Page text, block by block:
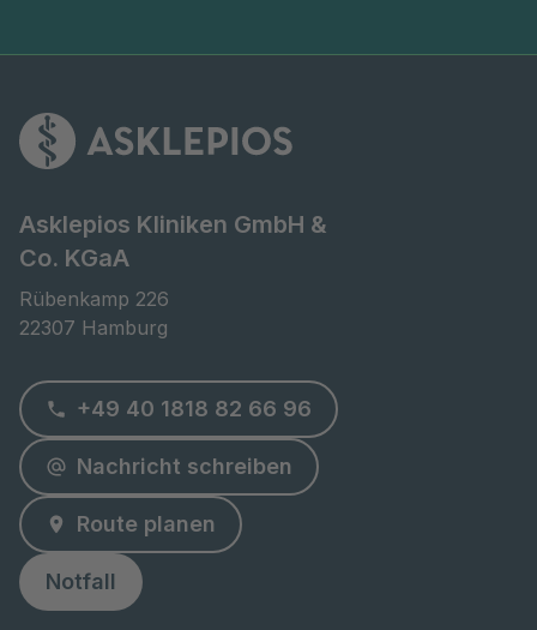
Asklepios Kliniken GmbH &
Co. KGaA
Rübenkamp 226
22307 Hamburg
+49 40 1818 82 66 96
Nachricht schreiben
Route planen
Notfall